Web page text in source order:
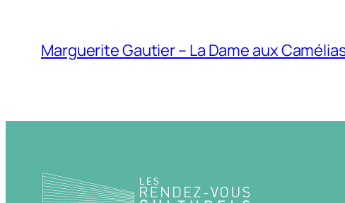
Marguerite Gautier – La Dame aux